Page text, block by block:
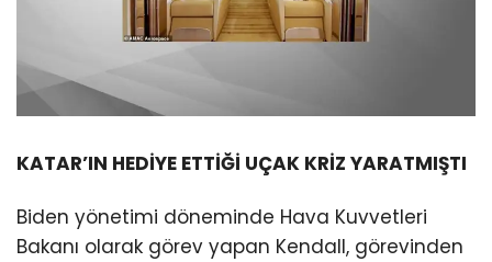
KATAR’IN HEDİYE ETTİĞİ UÇAK KRİZ YARATMIŞTI
Biden yönetimi döneminde Hava Kuvvetleri
Bakanı olarak görev yapan Kendall, görevinden